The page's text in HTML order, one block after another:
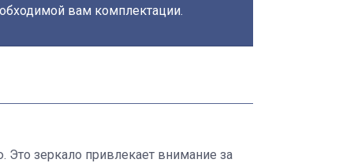
вам комплектации.
зеркало привлекает внимание за